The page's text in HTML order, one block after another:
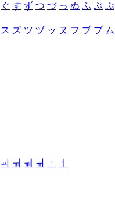
ぐ す ず つ づ っ ぬ ふ ぶ ぷ
ス ズ ツ ヅ ッ ヌ フ ブ プ ム
ㆉ ㆊ ㆋ ㆌ ㆍ
ㆎ